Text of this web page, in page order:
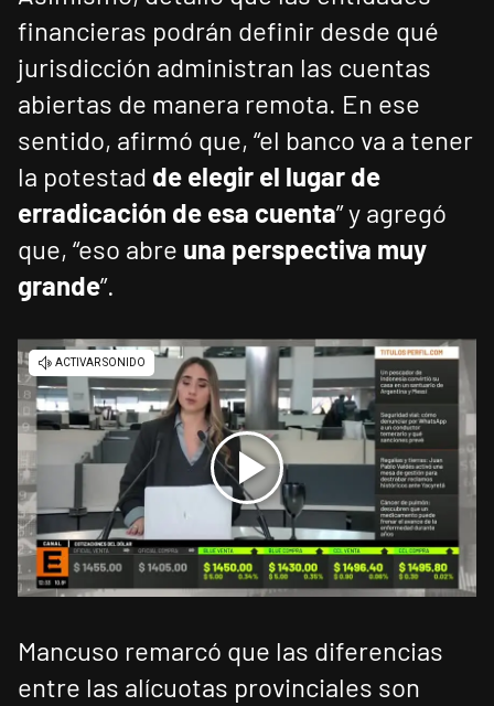
financieras podrán definir desde qué
jurisdicción administran las cuentas
abiertas de manera remota. En ese
sentido, afirmó que, “el banco va a tener
la potestad de elegir el lugar de
erradicación de esa cuenta” y agregó
que, “eso abre una perspectiva muy
grande”.
Mancuso remarcó que las diferencias
entre las alícuotas provinciales son